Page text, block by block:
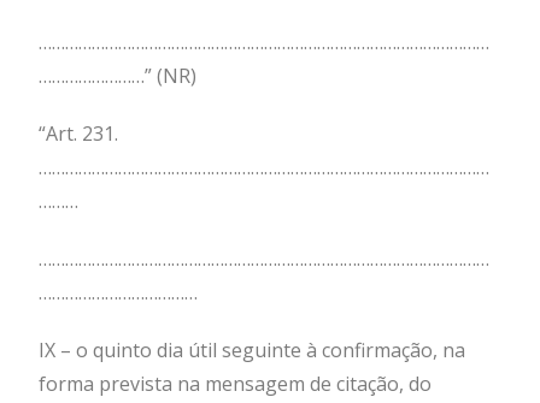
…………………………………………………………………………………………
……………………” (NR)
“Art. 231.
…………………………………………………………………………………………
………
…………………………………………………………………………………………
………………………………
IX – o quinto dia útil seguinte à confirmação, na
forma prevista na mensagem de citação, do